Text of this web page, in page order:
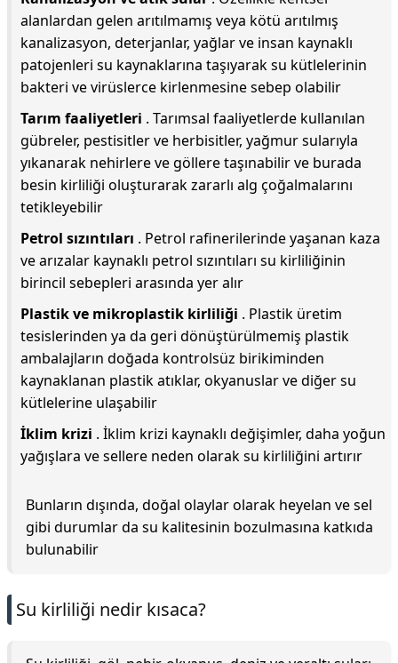
alanlardan gelen arıtılmamış veya kötü arıtılmış
kanalizasyon, deterjanlar, yağlar ve insan kaynaklı
patojenleri su kaynaklarına taşıyarak su kütlelerinin
bakteri ve virüslerce kirlenmesine sebep olabilir
Tarım faaliyetleri . Tarımsal faaliyetlerde kullanılan
gübreler, pestisitler ve herbisitler, yağmur sularıyla
yıkanarak nehirlere ve göllere taşınabilir ve burada
besin kirliliği oluşturarak zararlı alg çoğalmalarını
tetikleyebilir
Petrol sızıntıları . Petrol rafinerilerinde yaşanan kaza
ve arızalar kaynaklı petrol sızıntıları su kirliliğinin
birincil sebepleri arasında yer alır
Plastik ve mikroplastik kirliliği . Plastik üretim
tesislerinden ya da geri dönüştürülmemiş plastik
ambalajların doğada kontrolsüz birikiminden
kaynaklanan plastik atıklar, okyanuslar ve diğer su
kütlelerine ulaşabilir
İklim krizi . İklim krizi kaynaklı değişimler, daha yoğun
yağışlara ve sellere neden olarak su kirliliğini artırır
Bunların dışında, doğal olaylar olarak heyelan ve sel
gibi durumlar da su kalitesinin bozulmasına katkıda
bulunabilir
Su kirliliği nedir kısaca?